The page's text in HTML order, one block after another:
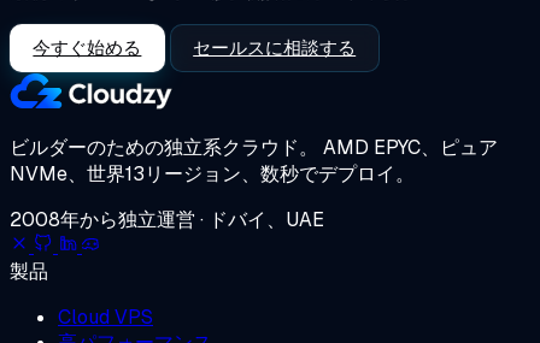
今すぐ始める セールスに相談する
ビルダーのための独立系クラウド。 AMD EPYC、ピュア
NVMe、世界13リージョン、数秒でデプロイ。
2008年から独立運営 · ドバイ、UAE
製品
Cloud VPS